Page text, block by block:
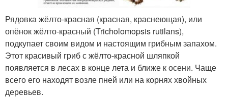
Рядовка жёлто-красная (красная, краснеющая), или
опёнок жёлто-красный (Tricholomopsis rutilans),
подкупает своим видом и настоящим грибным запахом.
Этот красивый гриб с жёлто-красной шляпкой
появляется в лесах в конце лета и ближе к осени. Чаще
всего его находят возле пней или на корнях хвойных
деревьев.